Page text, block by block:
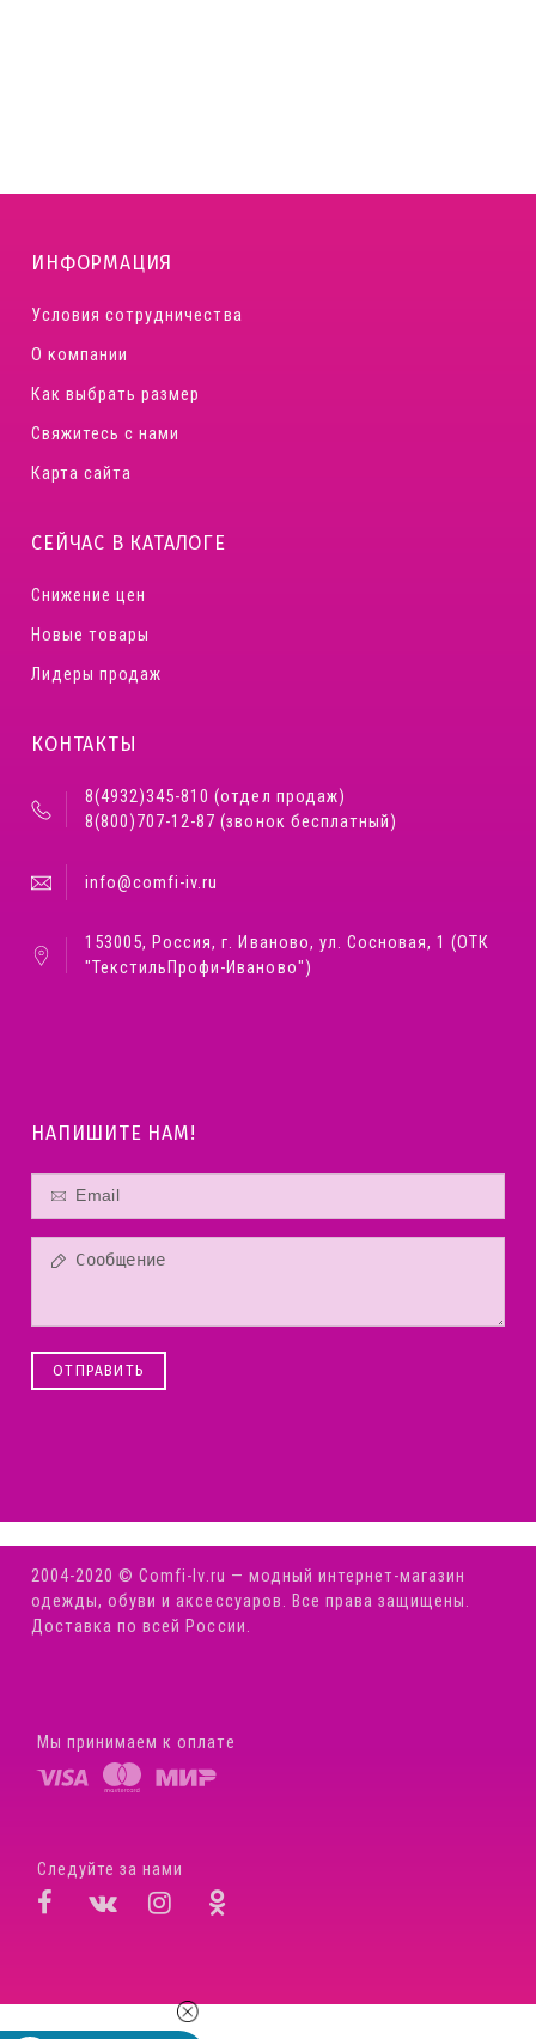
ИНФОРМАЦИЯ
Условия сотрудничества
О компании
Как выбрать размер
Свяжитесь с нами
Карта сайта
СЕЙЧАС В КАТАЛОГЕ
Снижение цен
Новые товары
Лидеры продаж
КОНТАКТЫ
8(4932)345-810 (отдел продаж)
8(800)707-12-87 (звонок бесплатный)
info@comfi-iv.ru
153005, Россия, г. Иваново, ул. Сосновая, 1 (ОТК
"ТекстильПрофи-Иваново")
НАПИШИТЕ НАМ!
ОТПРАВИТЬ
2004-2020 © Comfi-Iv.ru — модный интернет-магазин
одежды, обуви и аксессуаров. Все права защищены.
Доставка по всей России.
Мы принимаем к оплате
Следуйте за нами